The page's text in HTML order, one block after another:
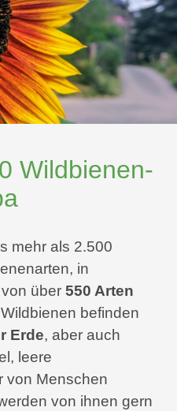
Wild­bienen­
mehr als 2.500
in
über 550 Arten
befinden
Erde, aber auch
leere
von Menschen
von ihnen gern